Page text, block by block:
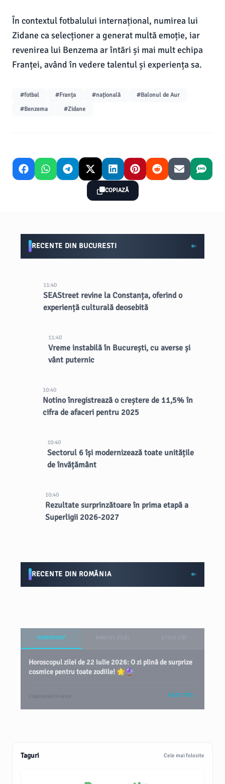
În contextul fotbalului internațional, numirea lui
Zidane ca selecționer a generat multă emoție, iar
revenirea lui Benzema ar întări și mai mult echipa
Franței, având în vedere talentul și experiența sa.
#fotbal #Franța #națională
#Balonul de Aur
#Benzema
#Zidane
COPIAZĂ
RECENTE DIN BUCURESTI
11:40
SEAStreet revine la Constanța, oferind o
experiență culturală deosebită
11:40
Vreme instabilă în București, cu averse și
vânt puternic
10:40
Notino înregistrează o creștere de 11,5% în
cifra de afaceri pentru 2025
10:40
Sectorul 6 își modernizează toate unitățile
de învățământ
10:40
Rezultate surprinzătoare în prima etapă a
Superligii 2026-2027
RECENTE DIN ROMÂNIA
HOROSCOP
Horoscopul zilei de 22 iulie 2026: O zi plină de surprize
cosmice pentru toate zodiile! 🌟🔮
2 săptămâni în urmă VEZI TOT
Taguri Cele mai folosite